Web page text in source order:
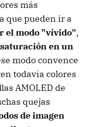
más
que pueden ir a
el modo "vívido",
en un
modo convence
todavía colores
AMOLED de
quejas
de imagen